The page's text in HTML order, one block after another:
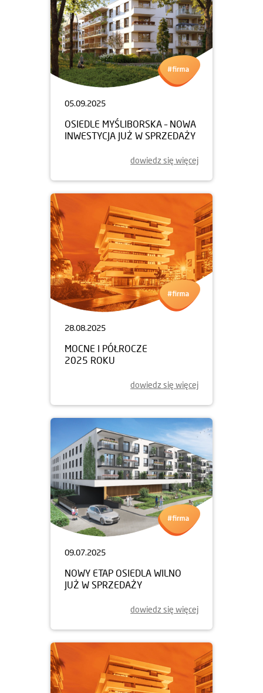
05.09.2025
OSIEDLE MYŚLIBORSKA – NOWA
INWESTYCJA JUŻ W SPRZEDAŻY
dowiedz się więcej
28.08.2025
MOCNE I PÓŁROCZE
2025 ROKU
dowiedz się więcej
09.07.2025
NOWY ETAP OSIEDLA WILNO
JUŻ W SPRZEDAŻY
dowiedz się więcej